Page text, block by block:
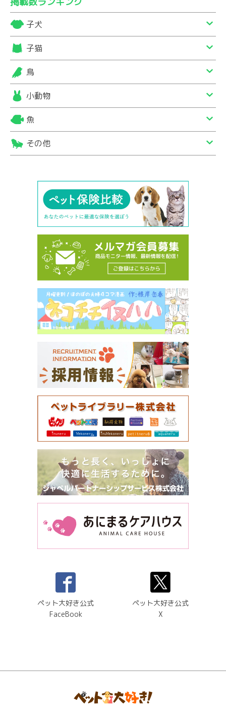
子犬
子猫
鳥
小動物
魚
その他
ペット大好き公式
FaceBook
ペット大好き公式
X